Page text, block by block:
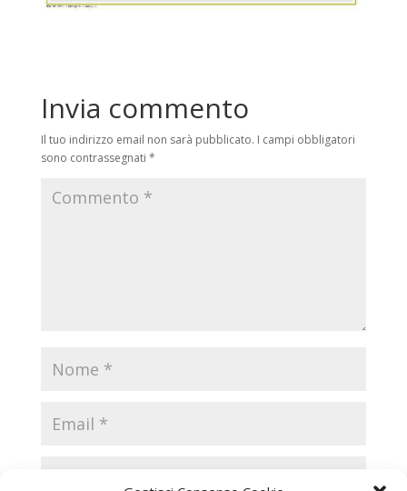
Invia commento
Il tuo indirizzo email non sarà pubblicato. I campi obbligatori
sono contrassegnati *